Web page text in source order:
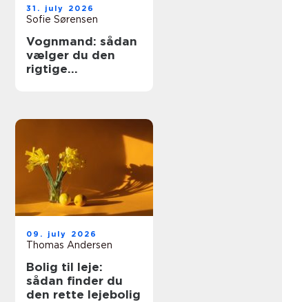
31. july 2026
Sofie Sørensen
Vognmand: sådan
vælger du den
rigtige
09. july 2026
Thomas Andersen
Bolig til leje:
sådan finder du
den rette lejebolig